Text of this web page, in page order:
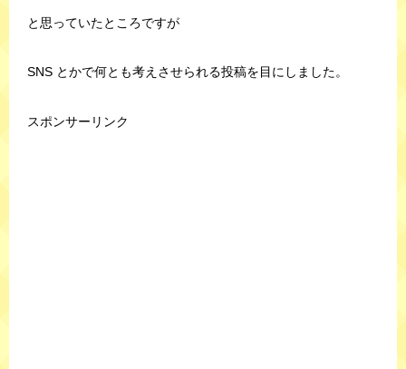
と思っていたところですが
SNS とかで何とも考えさせられる投稿を目にしました。
スポンサーリンク